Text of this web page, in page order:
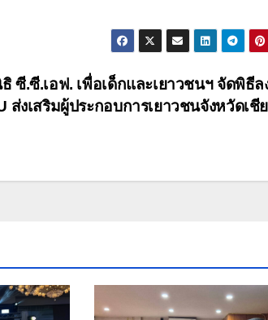
ซี.ซี.เอฟ. เพื่อเด็กและเยาวชนฯ จัดพิธี
ส่งเสริมผู้ประกอบการเยาวชนจังหวัดเชี